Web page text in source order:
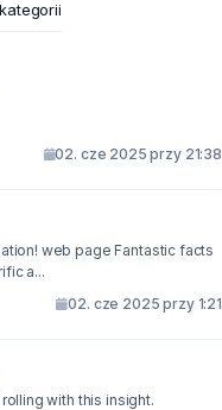
02. cze 2025 przy 21:38
web page Fantastic facts
a...
02. cze 2025 przy 1:21
with this insight.